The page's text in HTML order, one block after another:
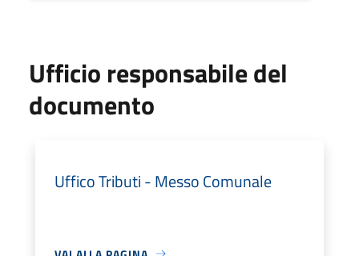
Ufficio responsabile del
documento
Uffico Tributi - Messo Comunale